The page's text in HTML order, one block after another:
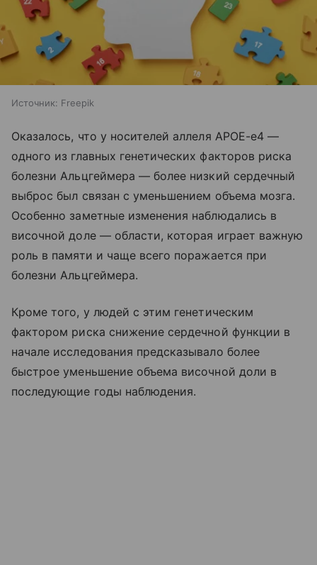
Источник: Freepik
Оказалось, что у носителей аллеля APOE-e4 —
одного из главных генетических факторов риска
болезни Альцгеймера — более низкий сердечный
выброс был связан с уменьшением объема мозга.
Особенно заметные изменения наблюдались в
височной доле — области, которая играет важную
роль в памяти и чаще всего поражается при
болезни Альцгеймера.
Кроме того, у людей с этим генетическим
фактором риска снижение сердечной функции в
начале исследования предсказывало более
быстрое уменьшение объема височной доли в
последующие годы наблюдения.